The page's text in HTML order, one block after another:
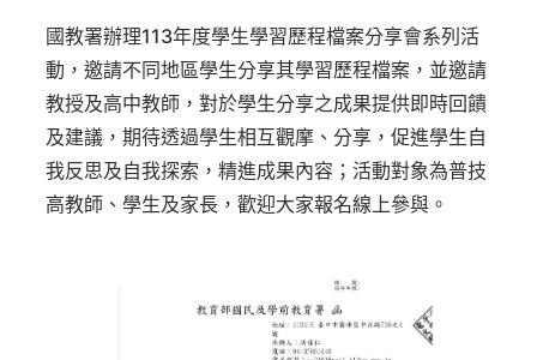
國教署辦理113年度學生學習歷程檔案分享會系列活
動，邀請不同地區學生分享其學習歷程檔案，並邀請
教授及高中教師，對於學生分享之成果提供即時回饋
及建議，期待透過學生相互觀摩、分享，促進學生自
我反思及自我探索，精進成果內容；活動對象為普技
高教師、學生及家長，歡迎大家報名線上參與。